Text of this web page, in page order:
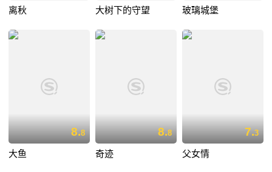
离秋 大树下的守望 玻璃城堡
8.8
大鱼
8.8
奇迹
7.3
父女情